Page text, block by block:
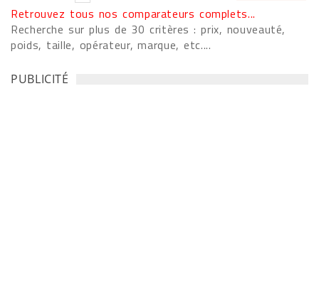
Retrouvez tous nos comparateurs complets...
Recherche sur plus de 30 critères : prix, nouveauté,
poids, taille, opérateur, marque, etc....
PUBLICITÉ